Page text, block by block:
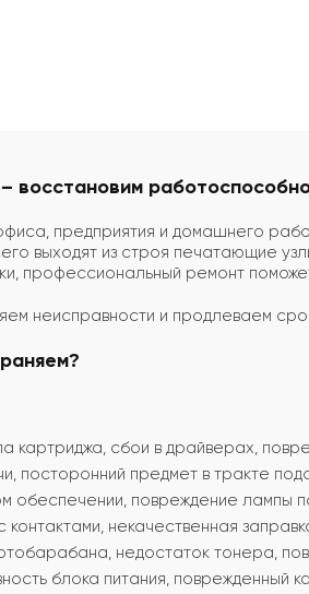
восстановим
предприятия и домашнего
выходят из строя печатающие
профессиональный ремонт
неисправности и продлеваем
картриджа, сбои в драйверах,
посторонний предмет в тракте
обеспечении, повреждение лампы
некачественная
недостаток тонера,
блока питания, поврежденный